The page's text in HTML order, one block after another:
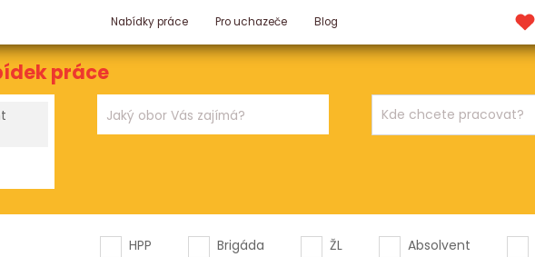
Nabídky práce Pro uchazeče Blog
práce
HPP
Brigáda ŽL Absolvent